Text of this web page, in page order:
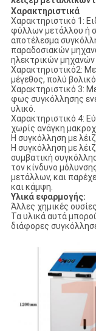
Χαρακτηριστικά
Χαρακτηριστικό 1:
φύλλων μετάλλου ή
αποτέλεσμα
παραδοσιακών
ηλεκτρικών
Χαρακτηριστικό2:
μέγεθος, πολύ
Χαρακτηριστικό 3:
φως συγκόλλησης
υλικό.
Χαρακτηριστικό 4:
χωρίς ανάγκη
Η συγκόλληση με
Η συγκόλληση με
συμβατική
τον κίνδυνο
μετάλλων, και
και κάμψη.
Υλικά εφαρμογής:
Άλλες χημικές ουσίες
Τα υλικά αυτά
διάφορες